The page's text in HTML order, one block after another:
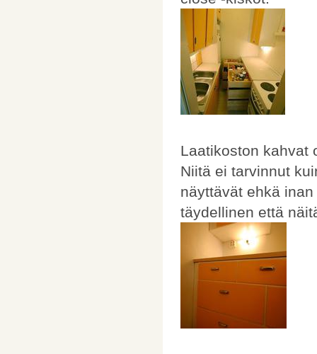
Laatikoston kahvat
Niitä ei tarvinnut
näyttävät ehkä
täydellinen että